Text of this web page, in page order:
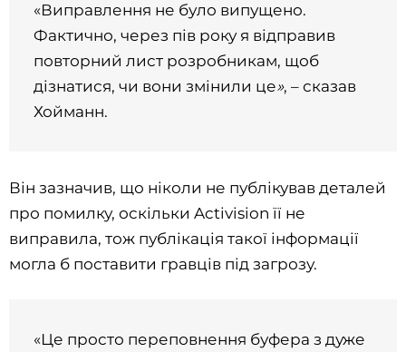
«Виправлення не було випущено.
Фактично, через пів року я відправив
повторний лист розробникам, щоб
дізнатися, чи вони змінили це», – сказав
Хойманн.
Він зазначив, що ніколи не публікував деталей
про помилку, оскільки Activision її не
виправила, тож публікація такої інформації
могла б поставити гравців під загрозу.
«Це просто переповнення буфера з дуже